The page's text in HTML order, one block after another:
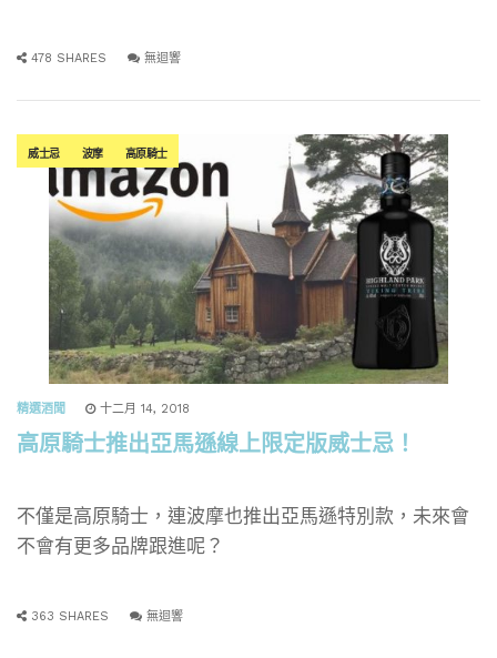
478 SHARES 無迴響
威士忌 波摩 高原騎士
精選酒聞 十二月 14, 2018
高原騎士推出亞馬遜線上限定版威士忌！
不僅是高原騎士，連波摩也推出亞馬遜特別款，未來會
不會有更多品牌跟進呢？
363 SHARES 無迴響